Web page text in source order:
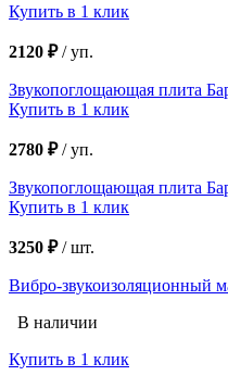
Купить в 1 клик
2120 ₽/уп.
Звукопоглощающая плита
Купить в 1 клик
2780 ₽/уп.
Звукопоглощающая плита
Купить в 1 клик
3250 ₽/шт.
Вибро-звукоизоляционный
В наличии
Купить в 1 клик